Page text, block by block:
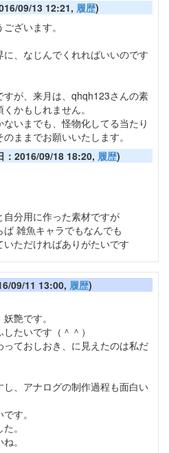
09/13 12:21, 履歴)
ざいます。
に、なじんでくれればいいのです
すが、来月は、qhqh123さんの素
かもしれません。
いまでも、怪物化してる当たり
ままでお願いいたします。
：2016/09/18 18:20, 履歴)
分用に作った素材ですが
雑魚キャラでもなんでも
いただければありがたいです
09/11 13:00, 履歴)
艶です。
たいです（＾＾）
ておしおき、に見えたのは私だ
、アナログの制作過程も面白い
す。
。
。